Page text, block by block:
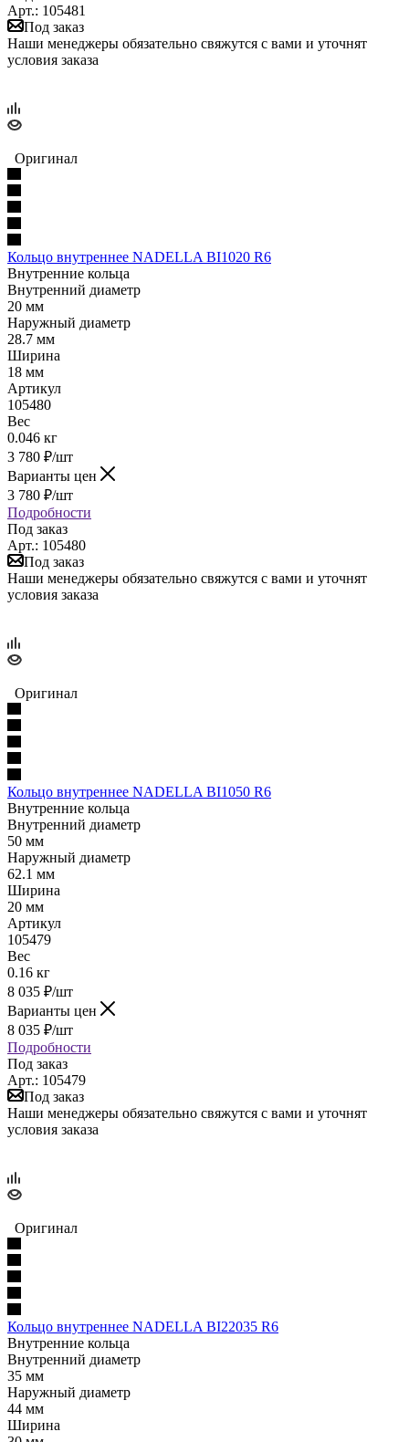
Арт.: 105481
Под заказ
Наши менеджеры обязательно свяжутся с вами и уточнят
условия заказа
Оригинал
Кольцо внутреннее NADELLA BI1020 R6
Внутренние кольца
Внутренний диаметр
20 мм
Наружный диаметр
28.7 мм
Ширина
18 мм
Артикул
105480
Вес
0.046 кг
3 780 ₽/шт
Варианты цен
3 780 ₽/шт
Подробности
Под заказ
Арт.: 105480
Под заказ
Наши менеджеры обязательно свяжутся с вами и уточнят
условия заказа
Оригинал
Кольцо внутреннее NADELLA BI1050 R6
Внутренние кольца
Внутренний диаметр
50 мм
Наружный диаметр
62.1 мм
Ширина
20 мм
Артикул
105479
Вес
0.16 кг
8 035 ₽/шт
Варианты цен
8 035 ₽/шт
Подробности
Под заказ
Арт.: 105479
Под заказ
Наши менеджеры обязательно свяжутся с вами и уточнят
условия заказа
Оригинал
Кольцо внутреннее NADELLA BI22035 R6
Внутренние кольца
Внутренний диаметр
35 мм
Наружный диаметр
44 мм
Ширина